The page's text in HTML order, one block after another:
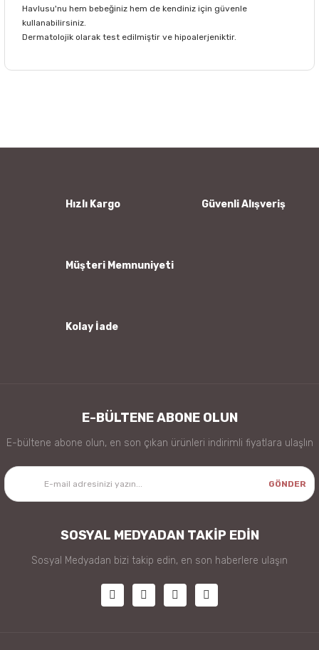
Havlusu'nu hem bebeğiniz hem de kendiniz için güvenle
kullanabilirsiniz.
Dermatolojik olarak test edilmiştir ve hipoalerjeniktir.
Ürün bilgilerinde hatalar bulunuyor.
Hızlı Kargo Güvenli Alışveriş
Müşteri Memnuniyeti
Kolay İade
E-BÜLTENE ABONE OLUN
E-bültene abone olun, en son çıkan ürünleri indirimli fiyatlara ulaşlın
GÖNDER
SOSYAL MEDYADAN TAKİP EDİN
Sosyal Medyadan bizi takip edin, en son haberlere ulaşın